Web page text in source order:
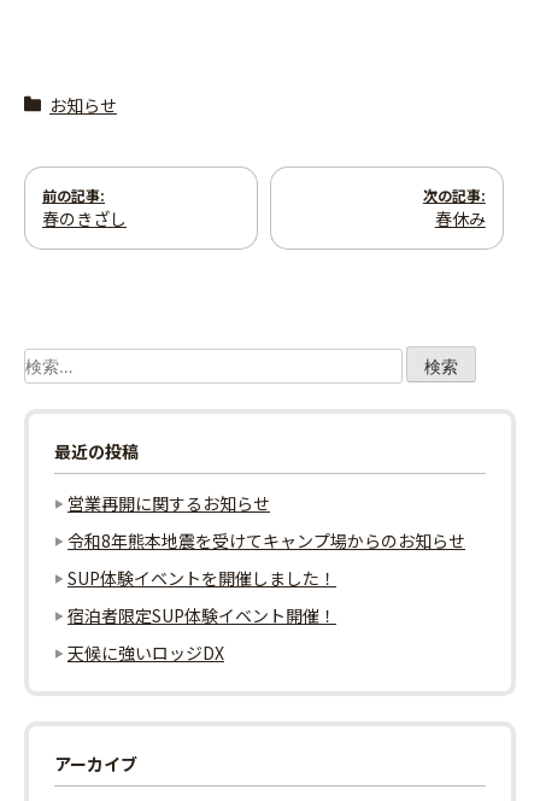
お知らせ
投
稿
ビ
ゲ
ー
シ
ョ
ン
前の記事:
春のきざし
次の記事:
春休み
検
索:
最近の投稿
営業再開に関するお知らせ
令和8年熊本地震を受けてキャンプ場からのお知らせ
SUP体験イベントを開催しました！
宿泊者限定SUP体験イベント開催！
天候に強いロッジDX
アーカイブ